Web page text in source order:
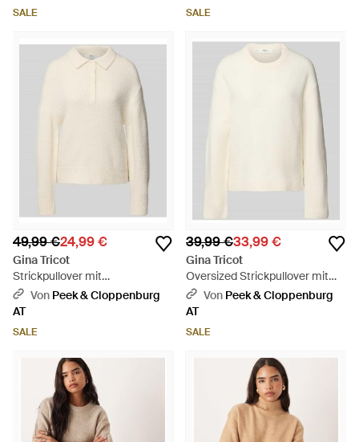
SALE SALE
49,99 €24,99 €
Gina Tricot
Strickpullover mit
Umlegekragen und Knopfleiste
- Natur
Von Peek & Cloppenburg
AT
SALE
39,99 €33,99 €
Gina Tricot
Oversized Strickpullover mit
Leinen-Anteil - Natur
Von Peek & Cloppenburg
AT
SALE